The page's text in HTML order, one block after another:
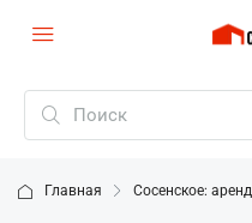
Главная Сосенское: